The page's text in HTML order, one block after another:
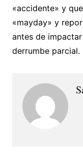
«accidente» y
«mayday» y
antes de
derrumbe parcial.